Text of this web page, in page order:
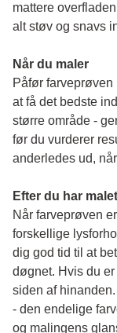
mattere
alt støv og snavs
Når du maler
Påfør
at få det bedste
større område -
før du vurderer
anderledes ud,
Efter du har malet
Når farveprøven
forskellige
dig god tid til at
døgnet. Hvis du
siden af
- den endelige
og malingens